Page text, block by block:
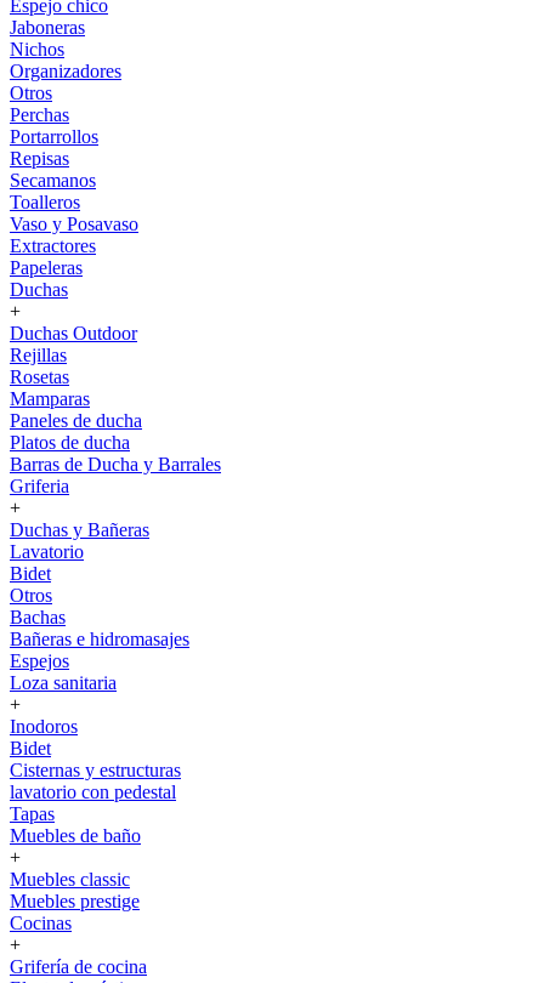
Espejo chico
Jaboneras
Nichos
Organizadores
Otros
Perchas
Portarrollos
Repisas
Secamanos
Toalleros
Vaso y Posavaso
Extractores
Papeleras
Duchas
+
Duchas Outdoor
Rejillas
Rosetas
Mamparas
Paneles de ducha
Platos de ducha
Barras de Ducha y Barrales
Griferia
+
Duchas y Bañeras
Lavatorio
Bidet
Otros
Bachas
Bañeras e hidromasajes
Espejos
Loza sanitaria
+
Inodoros
Bidet
Cisternas y estructuras
lavatorio con pedestal
Tapas
Muebles de baño
+
Muebles classic
Muebles prestige
Cocinas
+
Grifería de cocina